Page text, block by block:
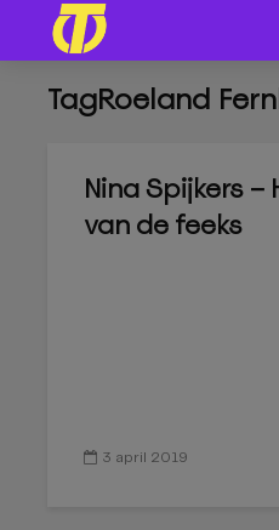
TagRoeland
Nina Spijkers –
van de feeks
3 april 2019